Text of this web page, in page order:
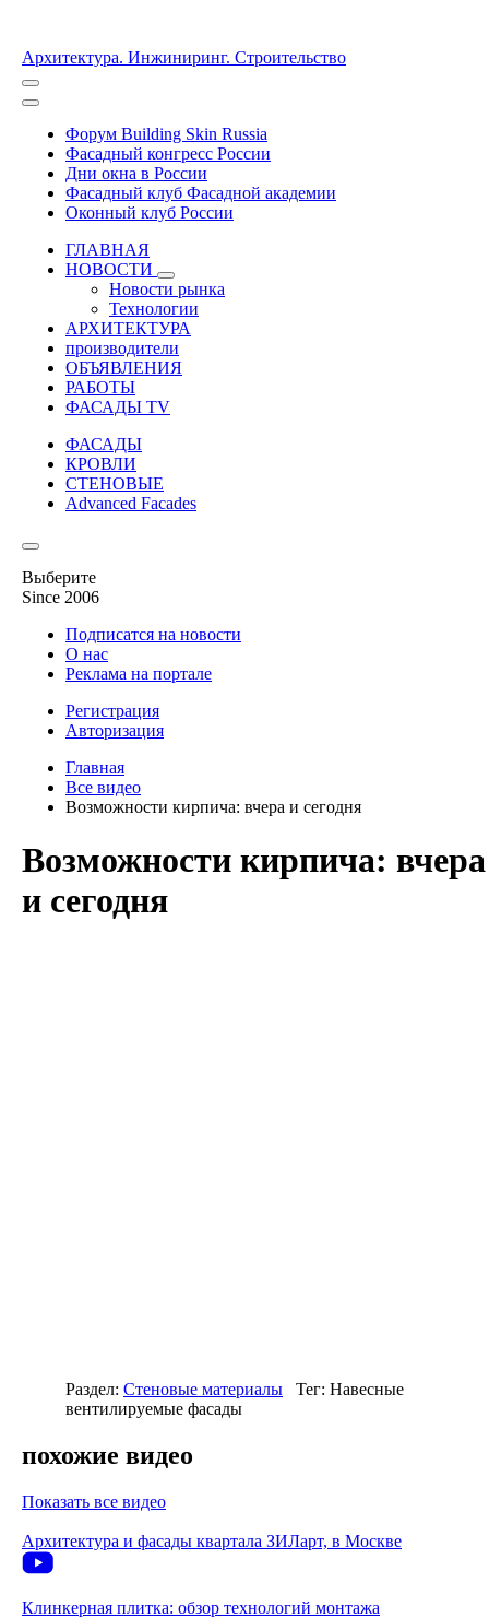
Архитектура. Инжиниринг. Строительство
Форум Building Skin Russia
Фасадный конгресс России
Дни окна в России
Фасадный клуб Фасадной академии
Оконный клуб России
ГЛАВНАЯ
НОВОСТИ
Новости рынка
Технологии
АРХИТЕКТУРА
производители
ОБЪЯВЛЕНИЯ
РАБОТЫ
ФАСАДЫ TV
ФАСАДЫ
КРОВЛИ
СТЕНОВЫЕ
Advanced Facades
Выберите
Since 2006
Подписатся на новости
О нас
Реклама на портале
Регистрация
Авторизация
Главная
Все видео
Возможности кирпича: вчера и сегодня
Возможности кирпича: вчера
и сегодня
Раздел: Стеновые материалы Тег: Навесные
вентилируемые фасады
похожие видео
Показать все видео
Архитектура и фасады квартала ЗИЛарт, в Москве
Клинкерная плитка: обзор технологий монтажа